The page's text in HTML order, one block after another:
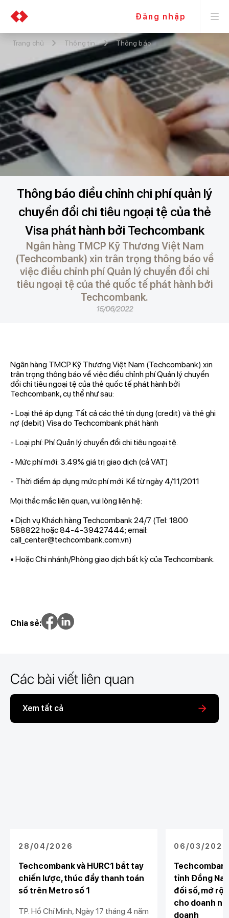
Đăng nhập
Trang chủ Thông tin Thông báo
Thông báo điều chỉnh chi phí quản lý
chuyển đổi chi tiêu ngoại tệ của thẻ
Visa phát hành bởi Techcombank
Ngân hàng TMCP Kỹ Thương Việt Nam
(Techcombank) xin trân trọng thông báo về
việc điều chỉnh phí Quản lý chuyển đổi chi
tiêu ngoại tệ của thẻ quốc tế phát hành bởi
Techcombank.
15/06/2022
Ngân hàng TMCP Kỹ Thương Việt Nam (Techcombank) xin
trân trọng thông báo về việc điều chỉnh phí Quản lý chuyển
đổi chi tiêu ngoại tệ của thẻ quốc tế phát hành bởi
Techcombank, cụ thể như sau:
- Loại thẻ áp dụng: Tất cả các thẻ tín dụng (credit) và thẻ ghi
nợ (debit) Visa do Techcombank phát hành
- Loại phí: Phí Quản lý chuyển đổi chi tiêu ngoại tệ.
- Mức phí mới: 3.49% giá trị giao dịch (cả VAT)
- Thời điểm áp dụng mức phí mới: Kể từ ngày 4/11/2011
Mọi thắc mắc liên quan, vui lòng liên hệ:
• Dịch vụ Khách hàng Techcombank 24/7 (Tel: 1800
588822 hoặc 84-4-39427444; email:
call_center@techcombank.com.vn)
• Hoặc Chi nhánh/Phòng giao dịch bất kỳ của Techcombank.
Chia sẻ:
Các bài viết liên quan
Xem tất cả
28/04/2026
Techcombank và HURC1 bắt tay
chiến lược, thúc đẩy thanh toán
số trên Metro số 1
TP. Hồ Chí Minh, Ngày 17 tháng 4 năm
06/03/2026
tỉnh Đồng
đổi số, mở
cho doanh
doanh